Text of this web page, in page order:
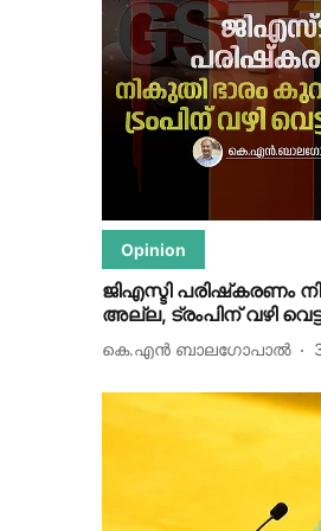
Opinion
ജിഎസ്ടി പരിഷ്‌കരണം
അല്ല, ട്രംപിന് വഴി
കെ.എന്‍ ബാലഗോപാല്‍